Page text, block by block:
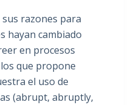
razones para
hayan cambiado
en procesos
que propone
el uso de
(abrupt, abruptly,